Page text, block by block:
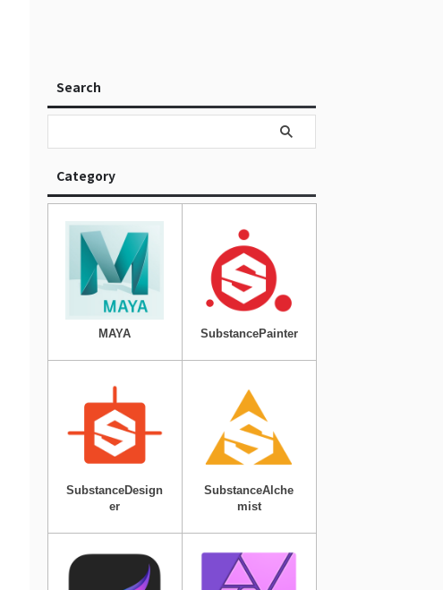
Search
Category
MAYA SubstancePainter
SubstanceDesign
er
SubstanceAlche
mist